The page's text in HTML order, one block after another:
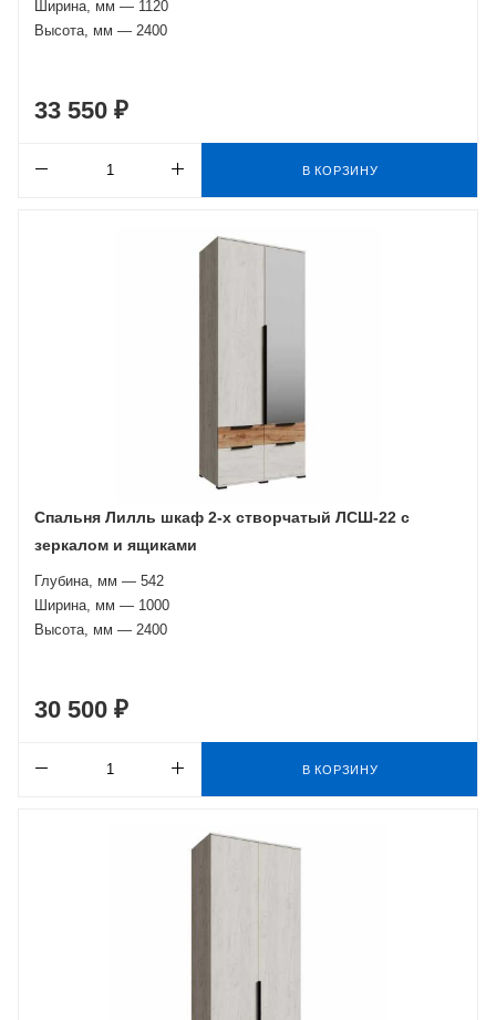
Ширина, мм — 1120
Высота, мм — 2400
33 550 ₽
В КОРЗИНУ
Спальня Лилль шкаф 2-х створчатый ЛСШ-22 с
зеркалом и ящиками
Глубина, мм — 542
Ширина, мм — 1000
Высота, мм — 2400
30 500 ₽
В КОРЗИНУ